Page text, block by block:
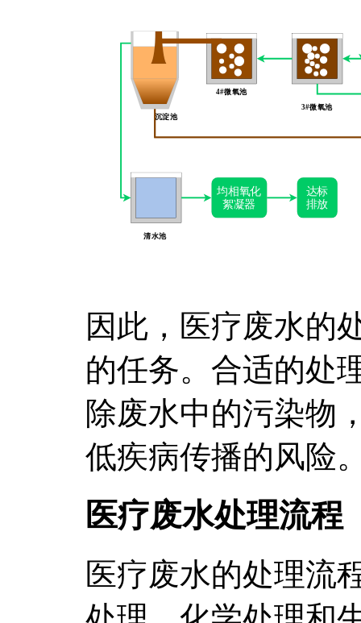
因此，医疗废水的
的任务。合适的处
除废水中的污染物
低疾病传播的风险
医疗废水处理流程
医疗废水的处理流